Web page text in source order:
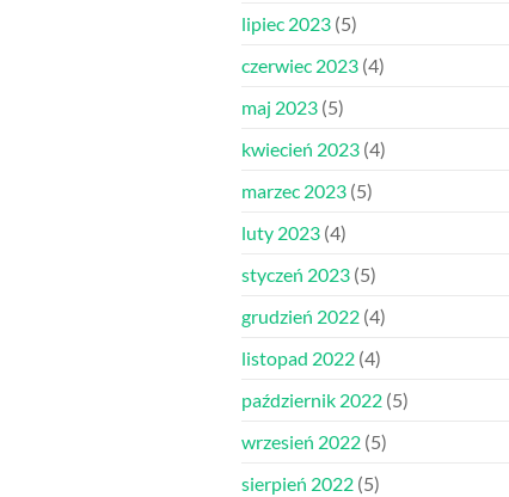
lipiec 2023 (5)
czerwiec 2023 (4)
maj 2023 (5)
kwiecień 2023 (4)
marzec 2023 (5)
luty 2023 (4)
styczeń 2023 (5)
grudzień 2022 (4)
listopad 2022 (4)
październik 2022 (5)
wrzesień 2022 (5)
sierpień 2022 (5)